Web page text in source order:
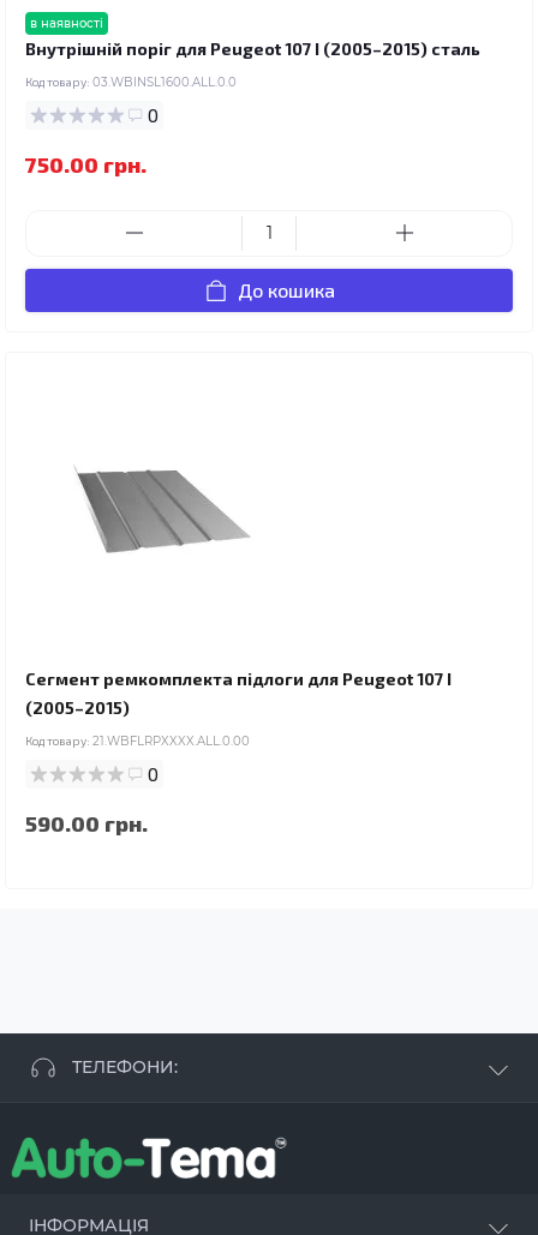
в наявності
Внутрішній поріг для Peugeot 107 I (2005–2015) сталь
Код товару: 03.WBINSL1600.ALL.0.0
0
750.00 грн.
До кошика
Сегмент ремкомплекта підлоги для Peugeot 107 I
(2005–2015)
Код товару: 21.WBFLRPXXXX.ALL.0.00
0
590.00 грн.
ТЕЛЕФОНИ:
+38 096 250 84 38
+38 099 657 61 50
ІНФОРМАЦІЯ